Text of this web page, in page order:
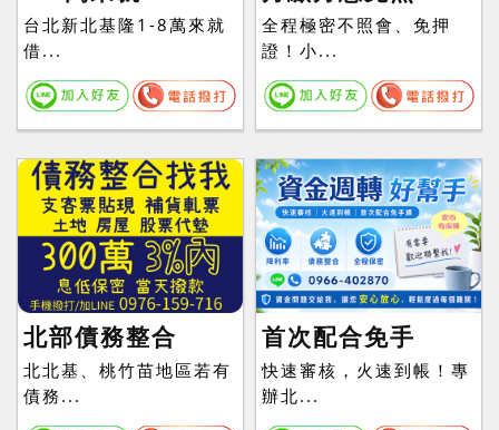
台北新北基隆1-8萬來就
借...
全程極密不照會、免押
證！小...
北部債務整合
北北基、桃竹苗地區若有
債務...
首次配合免手
快速審核，火速到帳！專
辦北...